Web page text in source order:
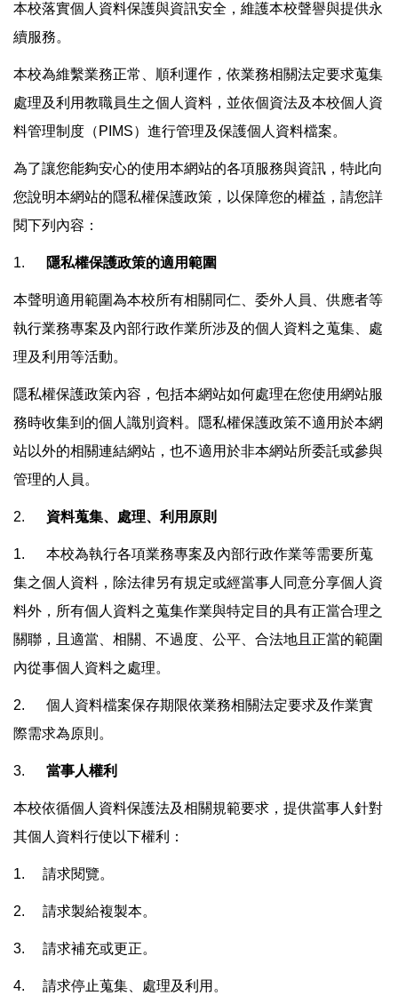
本校落實個人資料保護與資訊安全，維護本校聲譽與提供永
續服務。
本校為維繫業務正常、順利運作，依業務相關法定要求蒐集
處理及利用教職員生之個人資料，並依個資法及本校個人資
料管理制度（PIMS）進行管理及保護個人資料檔案。
為了讓您能夠安心的使用本網站的各項服務與資訊，特此向
您說明本網站的隱私權保護政策，以保障您的權益，請您詳
閱下列內容：
1. 隱私權保護政策的適用範圍
本聲明適用範圍為本校所有相關同仁、委外人員、供應者等
執行業務專案及內部行政作業所涉及的個人資料之蒐集、處
理及利用等活動。
隱私權保護政策內容，包括本網站如何處理在您使用網站服
務時收集到的個人識別資料。隱私權保護政策不適用於本網
站以外的相關連結網站，也不適用於非本網站所委託或參與
管理的人員。
2. 資料蒐集、處理、利用原則
1. 本校為執行各項業務專案及內部行政作業等需要所蒐
集之個人資料，除法律另有規定或經當事人同意分享個人資
料外，所有個人資料之蒐集作業與特定目的具有正當合理之
關聯，且適當、相關、不過度、公平、合法地且正當的範圍
內從事個人資料之處理。
2. 個人資料檔案保存期限依業務相關法定要求及作業實
際需求為原則。
3. 當事人權利
本校依循個人資料保護法及相關規範要求，提供當事人針對
其個人資料行使以下權利：
1. 請求閱覽。
2. 請求製給複製本。
3. 請求補充或更正。
4. 請求停止蒐集、處理及利用。